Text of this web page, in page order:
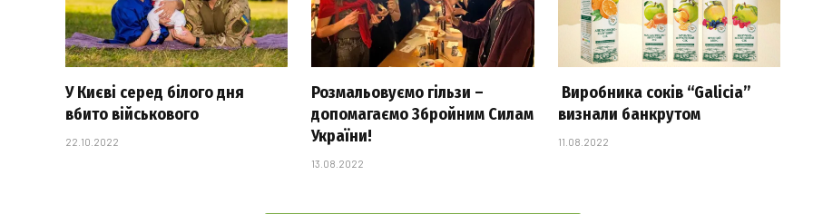
У Києві серед білого дня
вбито військового
22.10.2022
Розмальовуємо гільзи –
допомагаємо Збройним Силам
України!
13.08.2022
Виробника соків “Galicia”
визнали банкрутом
11.08.2022